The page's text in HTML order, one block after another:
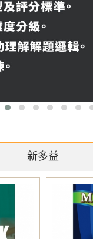
新多益